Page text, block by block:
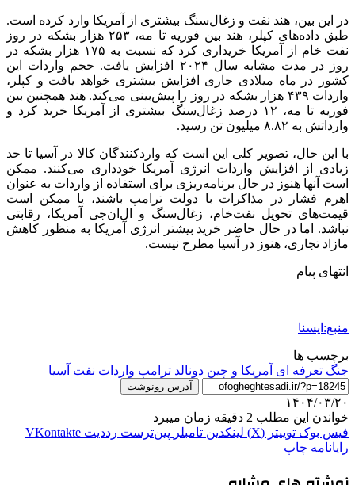
در این بین، هند نفت و زغال‌سنگ بیشتری از آمریکا وارد کرده است.
طبق داده‌های کپلر، هند بین فوریه تا مه، ۲۵۳ هزار بشکه در روز
نفت خام از آمریکا خریداری کرد که نسبت به ۱۷۵ هزار بشکه در
روز در مدت مشابه سال ۲۰۲۴ افزایش یافت. حجم واردات این
کشور در ماه میلادی جاری افزایش بیشتری خواهد یافت و کپلر،
واردات ۴۳۹ هزار بشکه در روز را پیش‌بینی می‌کند. هند همچنین بین
فوریه تا مه، ۱۲ درصد زغال‌سنگ بیشتری از آمریکا خرید کرد و
وارداتش به ۸.۸۲ میلیون تن رسید.
با این حال، تصویر کلی این است که واردکنندگان کالا در آسیا تا حد
زیادی از افزایش واردات انرژی آمریکا خودداری می‌کنند. ممکن
است آنها هنوز در حال برنامه‌ریزی برای استفاده از واردات به عنوان
اهرم فشار در مذاکرات با دولت ترامپ باشند، یا ممکن است
قیمت‌های تحویل نفت‌خام، زغال‌سنگ و ال‌ان‌جی آمریکا، رقابتی
نباشد. اما در حال حاضر خرید بیشتر انرژی آمریکا به منظور کاهش
مازاد تجاری، هنوز در آسیا مطرح نیست.
انتهای پیام
منبع:ایسنا
برچسب ها
جنگ تعرفه ای آمریکا و چین دونالد ترامپ واردات نفت آسیا
آدرس رونوشت
۱۴۰۴/۰۳/۲۰
خواندن این مطلب 2 دقیقه زمان میبرد
فیس بوک توییتر (X) لینکدین ‫تامبلر ‫پین‌ترست ‫رددیت ‫VKontakte
رایانامه چاپ